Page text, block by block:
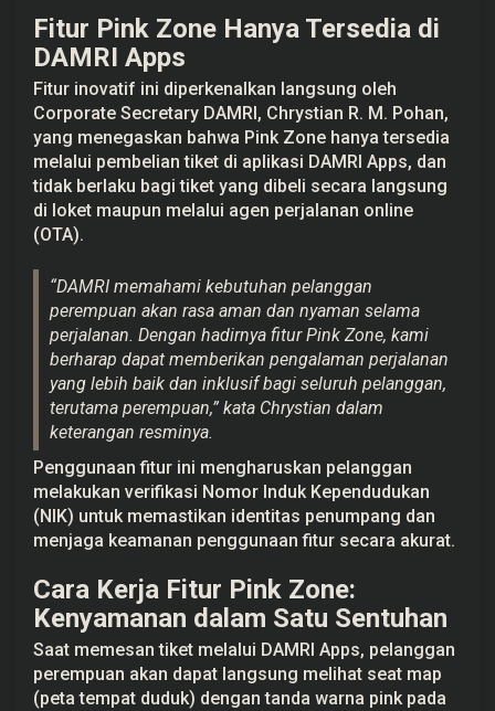
m
a
n
P
e
r
j
a
l
a
Fitur Pink Zone Hanya Tersedia di
DAMRI Apps
Fitur inovatif ini diperkenalkan langsung oleh
Corporate Secretary DAMRI, Chrystian R. M. Pohan,
yang menegaskan bahwa Pink Zone hanya tersedia
melalui pembelian tiket di aplikasi DAMRI Apps, dan
tidak berlaku bagi tiket yang dibeli secara langsung
di loket maupun melalui agen perjalanan online
(OTA).
“DAMRI memahami kebutuhan pelanggan
perempuan akan rasa aman dan nyaman selama
perjalanan. Dengan hadirnya fitur Pink Zone, kami
berharap dapat memberikan pengalaman perjalanan
yang lebih baik dan inklusif bagi seluruh pelanggan,
terutama perempuan,” kata Chrystian dalam
keterangan resminya.
Penggunaan fitur ini mengharuskan pelanggan
melakukan verifikasi Nomor Induk Kependudukan
(NIK) untuk memastikan identitas penumpang dan
menjaga keamanan penggunaan fitur secara akurat.
Cara Kerja Fitur Pink Zone:
Kenyamanan dalam Satu Sentuhan
Saat memesan tiket melalui DAMRI Apps, pelanggan
perempuan akan dapat langsung melihat seat map
(peta tempat duduk) dengan tanda warna pink pada